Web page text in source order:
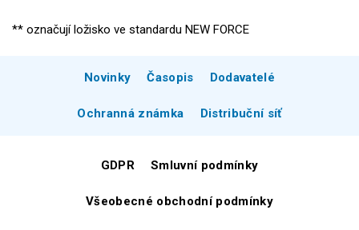
** označují ložisko ve standardu NEW FORCE
Novinky Časopis Dodavatelé
Ochranná známka Distribuční síť
GDPR Smluvní podmínky
Všeobecné obchodní podmínky